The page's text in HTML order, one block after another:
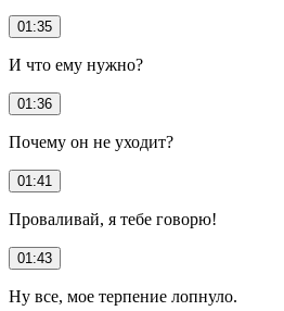
01:35
И что ему нужно?
01:36
Почему он не уходит?
01:41
Проваливай, я тебе говорю!
01:43
Ну все, мое терпение лопнуло.